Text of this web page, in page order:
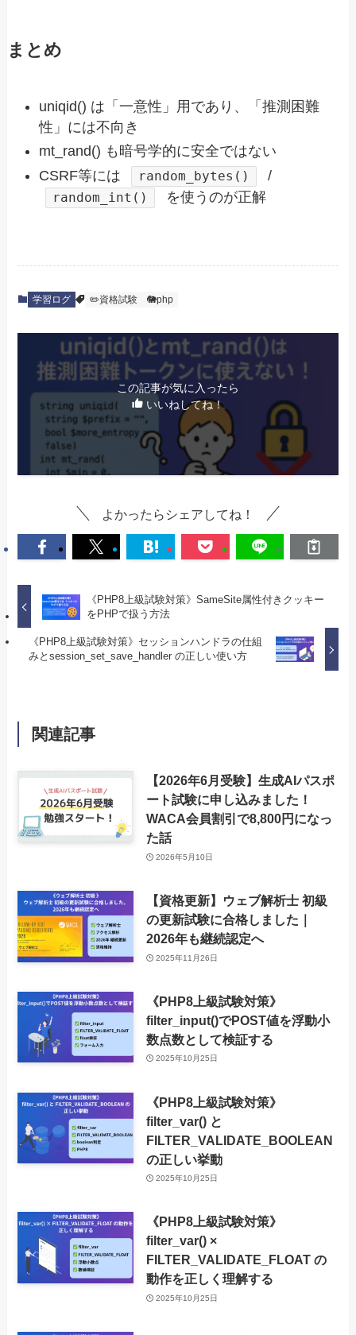
まとめ
uniqid() は「一意性」用であり、「推測困難
性」には不向き
mt_rand() も暗号学的に安全ではない
CSRF等には
random_bytes() /
random_int() を使うのが正解
学習ログ ✏️資格試験 🐘php
この記事が気に入ったら
いいねしてね！
よかったらシェアしてね！
《PHP8上級試験対策》SameSite属性付きクッキー
をPHPで扱う方法
《PHP8上級試験対策》セッションハンドラの仕組
みとsession_set_save_handler の正しい使い方
関連記事
【2026年6月受験】生成AIパスポ
ート試験に申し込みました！
WACA会員割引で8,800円になっ
た話
2026年5月10日
【資格更新】ウェブ解析士 初級
の更新試験に合格しました｜
2026年も継続認定へ
2025年11月26日
《PHP8上級試験対策》
filter_input()でPOST値を浮動小
数点数として検証する
2025年10月25日
《PHP8上級試験対策》
filter_var() と
FILTER_VALIDATE_BOOLEAN
の正しい挙動
2025年10月25日
《PHP8上級試験対策》
filter_var() ×
FILTER_VALIDATE_FLOAT の
動作を正しく理解する
2025年10月25日